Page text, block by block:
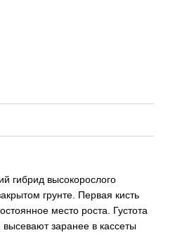
гибрид высокорослого
грунте. Первая кисть
место роста. Густота
заранее в кассеты